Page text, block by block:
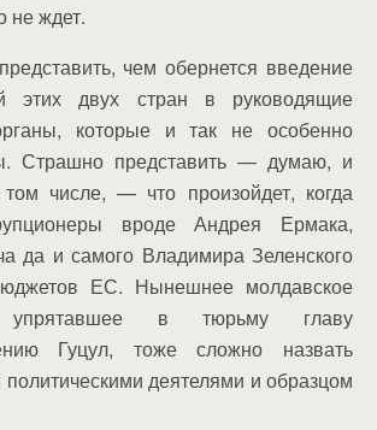
не ждет.
чем обернется введение
этих двух стран в руководящие
которые и так не особенно
Страшно представить — думаю, и
числе, — что произойдет, когда
вроде Андрея Ермака,
да и самого Владимира Зеленского
ЕС. Нынешнее молдавское
упрятавшее в тюрьму главу
Гуцул, тоже сложно назвать
деятелями и образцом